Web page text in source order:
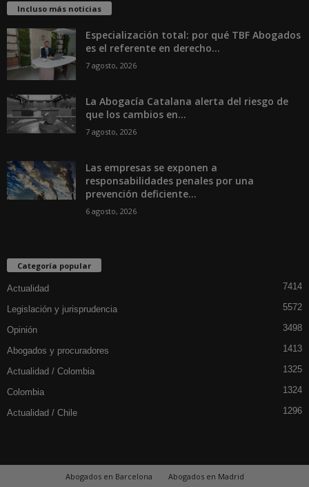
Incluso más noticias
Especialización total: por qué TBF Abogados
es el referente en derecho...
7 agosto, 2026
La Abogacía Catalana alerta del riesgo de
que los cambios en...
7 agosto, 2026
Las empresas se exponen a
responsabilidades penales por una
prevención deficiente...
6 agosto, 2026
Categoría popular
Actualidad 7414
Legislación y jurisprudencia 5572
Opinión 3498
Abogados y procuradores 1413
Actualidad / Colombia 1325
Colombia 1324
Actualidad / Chile 1296
Abogados en Barcelona Abogados en Madrid